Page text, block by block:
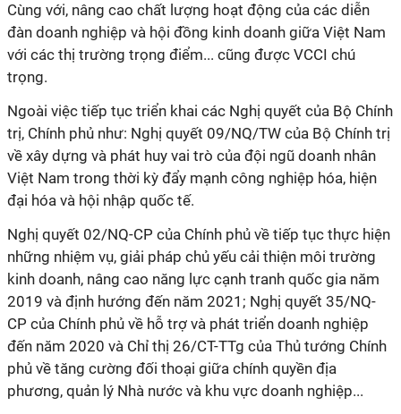
Cùng với, nâng cao chất lượng hoạt động của các diễn
đàn doanh nghiệp và hội đồng kinh doanh giữa Việt Nam
với các thị trường trọng điểm... cũng được VCCI chú
trọng.
Ngoài việc tiếp tục triển khai các Nghị quyết của Bộ Chính
trị, Chính phủ như: Nghị quyết 09/NQ/TW của Bộ Chính trị
về xây dựng và phát huy vai trò của đội ngũ doanh nhân
Việt Nam trong thời kỳ đẩy mạnh công nghiệp hóa, hiện
đại hóa và hội nhập quốc tế.
Nghị quyết 02/NQ-CP của Chính phủ về tiếp tục thực hiện
những nhiệm vụ, giải pháp chủ yếu cải thiện môi trường
kinh doanh, nâng cao năng lực cạnh tranh quốc gia năm
2019 và định hướng đến năm 2021; Nghị quyết 35/NQ-
CP của Chính phủ về hỗ trợ và phát triển doanh nghiệp
đến năm 2020 và Chỉ thị 26/CT-TTg của Thủ tướng Chính
phủ về tăng cường đối thoại giữa chính quyền địa
phương, quản lý Nhà nước và khu vực doanh nghiệp...